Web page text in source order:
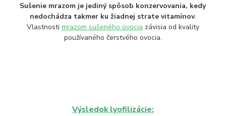
Sušenie mrazom je jediný spôsob konzervovania, kedy
nedochádza takmer ku žiadnej strate vitamínov.
Vlastnosti mrazom sušeného ovocia závisia od kvality
používaného čerstvého ovocia.
Výsledok lyofilizácie: